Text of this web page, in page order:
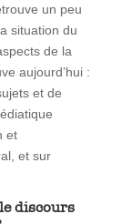
un peu
situation du
de la
aujourd’hui :
et de
et
et sur
discours